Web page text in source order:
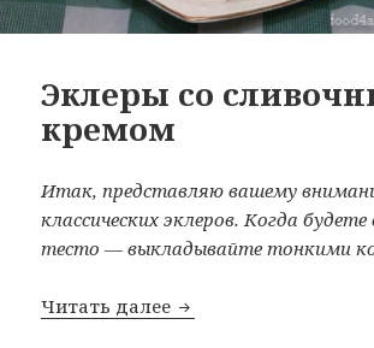
Эклеры со
кремом
Итак, представляю вашему
классических эклеров. Когда
тесто — выкладывайте тонкими
Читать далее Эклеры со